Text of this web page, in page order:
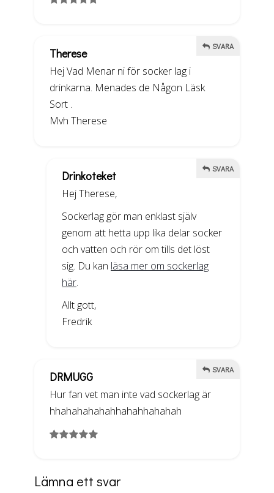
Therese SVARA
Hej Vad Menar ni för socker lag i
drinkarna. Menades de Någon Läsk
Sort .
Mvh Therese
Drinkoteket SVARA
Hej Therese,
Sockerlag gör man enklast själv
genom att hetta upp lika delar socker
och vatten och rör om tills det löst
sig. Du kan läsa mer om sockerlag
här.
Allt gott,
Fredrik
DRMUGG SVARA
Hur fan vet man inte vad sockerlag är
hhahahahahahhahahhahahah
Lämna ett svar